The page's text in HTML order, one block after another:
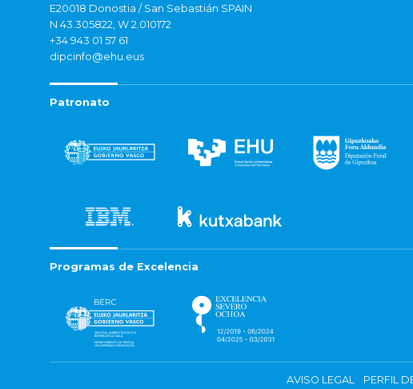
E20018 Donostia / San Sebastián SPAIN
N 43.305822, W 2.010172
+34 943 01 57 61
dipcinfo@ehu.eus
Patronato
Programas de Excelencia
AVISO LEGAL PERFIL